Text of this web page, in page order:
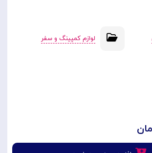
لوازم کمپینگ و سفر